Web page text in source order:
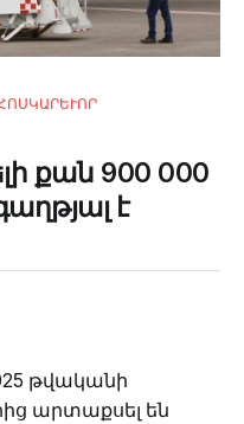
ԿԱՐԵՒՈՐ
քան 900 000
է
թվականի
արտաքսել են